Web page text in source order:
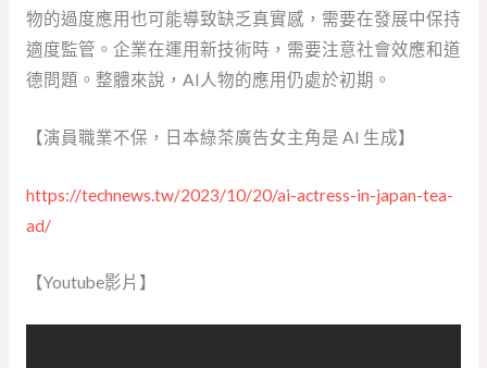
物的過度應用也可能導致缺乏真實感，需要在發展中保持
適度監管。企業在運用新技術時，需要注意社會效應和道
德問題。整體來說，AI人物的應用仍處於初期。
【演員職業不保，日本綠茶廣告女主角是 AI 生成】
https://technews.tw/2023/10/20/ai-actress-in-japan-tea-
ad/
【Youtube影片】